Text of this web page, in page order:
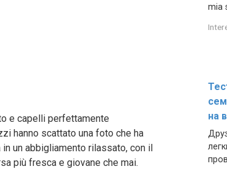
e capelli perfettamente
hanno scattato una foto che ha
un abbigliamento rilassato, con il
più fresca e giovane che mai.
mia
на